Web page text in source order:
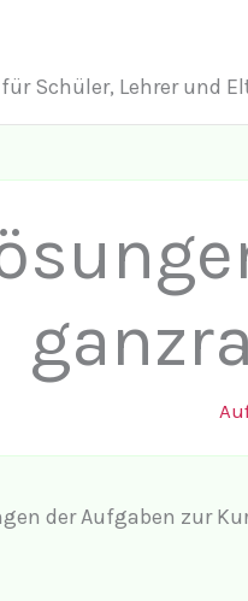
Schüler, Lehrer und
der Aufgaben zur